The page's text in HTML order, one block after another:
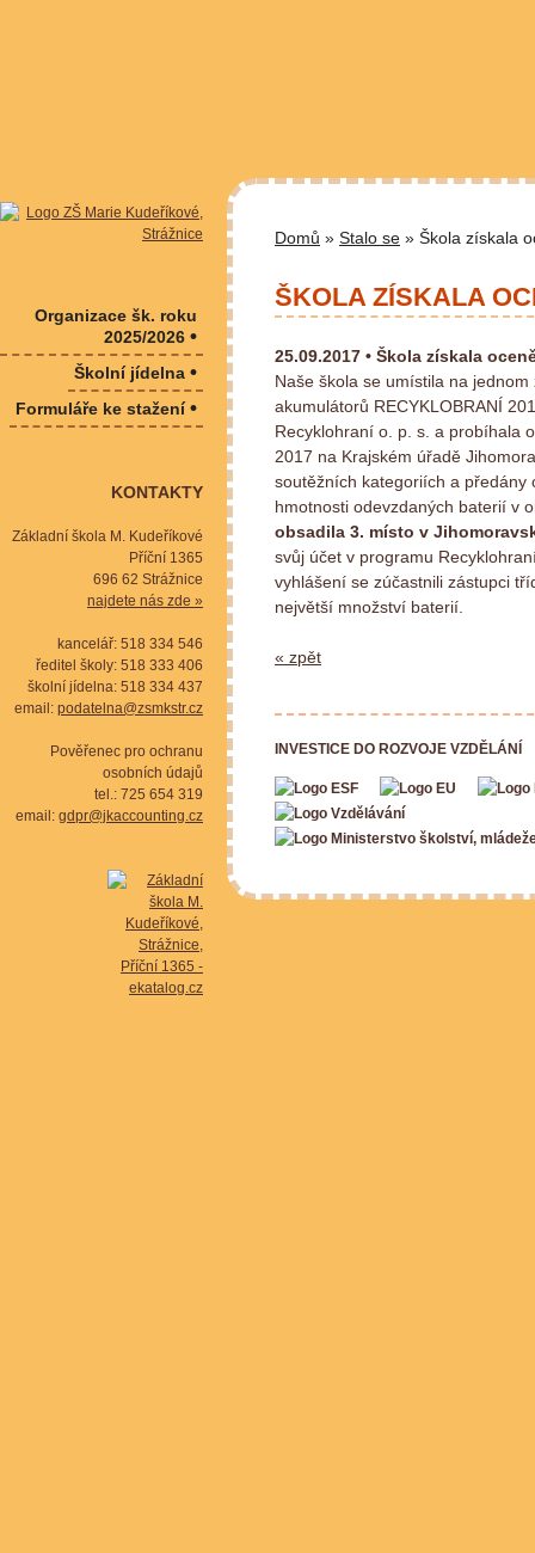
Domů » Stalo se » Škola získala
ŠKOLA ZÍSKALA
25.09.2017 • Škola získala
Naše škola se umístila na
akumulátorů RECYKLOBRANÍ
Recyklohraní o. p. s. a probíhala
2017 na Krajském úřadě
soutěžních kategoriích a předány
hmotnosti odevzdaných baterií v
obsadila 3. místo v
svůj účet v programu
vyhlášení se zúčastnili zástupci
největší množství baterií.
« zpět
INVESTICE DO ROZVOJE VZDĚLÁNÍ
Organizace šk. roku
2025/2026 •
Školní jídelna •
Formuláře ke stažení•
KONTAKTY
Základní škola M. Kudeříkové
Příční 1365
696 62 Strážnice
najdete nás zde »
kancelář: 518 334 546
ředitel školy: 518 333 406
školní jídelna: 518 334 437
email: podatelna@zsmkstr.cz
Pověřenec pro ochranu
osobních údajů
tel.: 725 654 319
email: gdpr@jkaccounting.cz